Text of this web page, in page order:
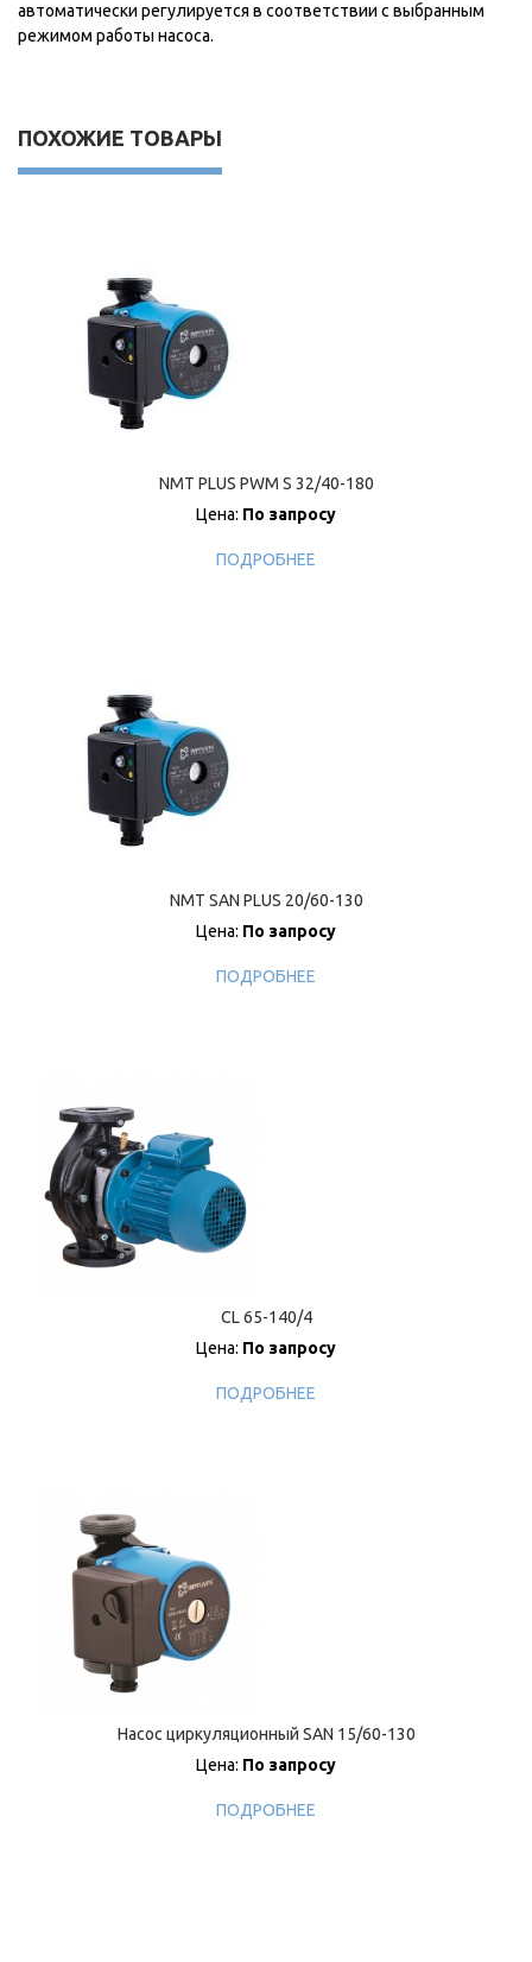
автоматически регулируется в соответствии с выбранным
режимом работы насоса.
ПОХОЖИЕ ТОВАРЫ
NMT PLUS PWM S 32/40-180
Цена: По запросу
ПОДРОБНЕЕ
NMT SAN PLUS 20/60-130
Цена: По запросу
ПОДРОБНЕЕ
CL 65-140/4
Цена: По запросу
ПОДРОБНЕЕ
Насос циркуляционный SAN 15/60-130
Цена: По запросу
ПОДРОБНЕЕ